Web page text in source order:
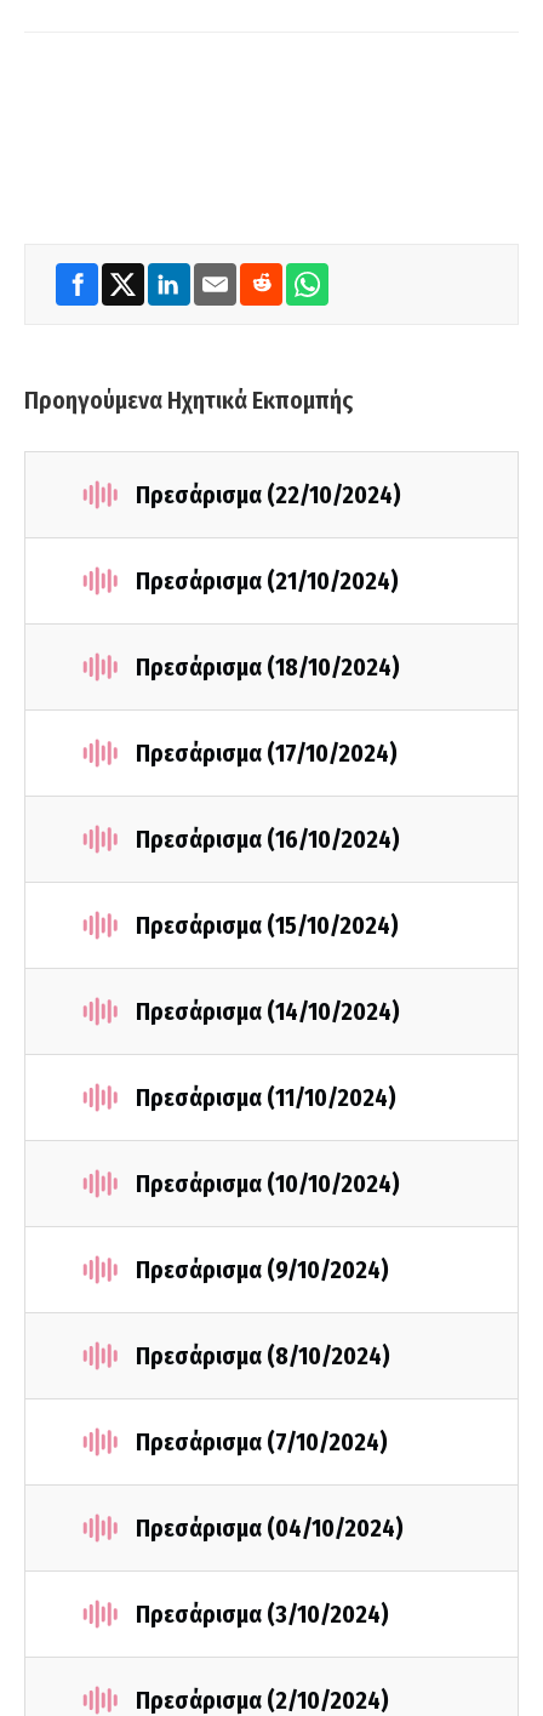
Προηγούμενα Ηχητικά Εκπομπής
Πρεσάρισμα (22/10/2024)
Πρεσάρισμα (21/10/2024)
Πρεσάρισμα (18/10/2024)
Πρεσάρισμα (17/10/2024)
Πρεσάρισμα (16/10/2024)
Πρεσάρισμα (15/10/2024)
Πρεσάρισμα (14/10/2024)
Πρεσάρισμα (11/10/2024)
Πρεσάρισμα (10/10/2024)
Πρεσάρισμα (9/10/2024)
Πρεσάρισμα (8/10/2024)
Πρεσάρισμα (7/10/2024)
Πρεσάρισμα (04/10/2024)
Πρεσάρισμα (3/10/2024)
Πρεσάρισμα (2/10/2024)